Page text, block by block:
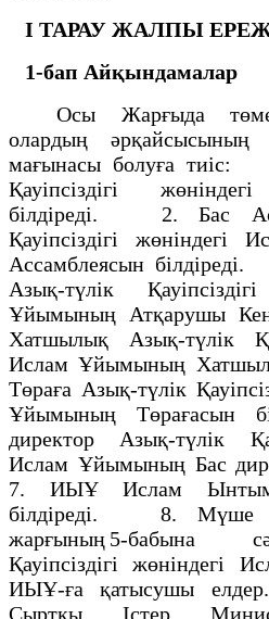
I ТАРАУ ЖАЛПЫ
1-бап Айқындамалар
Осы Жарғыда
олардың әрқайсысының
мағынасы болуға
Қауіпсіздігі
білдіреді. 2. Бас
Қауіпсіздігі
Ассамблеясын
Азық-түлік
Ұйымының Атқарушы
Хатшылық Азық-түлік
Ислам Ұйымының
Төраға Азық-түлік
Ұйымының Төрағасын
директор Азық-түлік
Ислам Ұйымының Бас
7. ИЫҰ Ислам
білдіреді. 8. Мүше
жарғының 5-бабына
Қауіпсіздігі жөніндегі
ИЫҰ-ға қатысушы
Сыртқы Істер